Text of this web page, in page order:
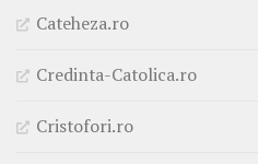
Cateheza.ro
Credinta-Catolica.ro
Cristofori.ro